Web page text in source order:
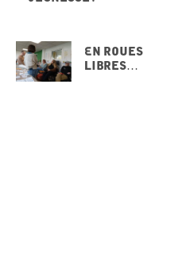
En Roues
Libres…